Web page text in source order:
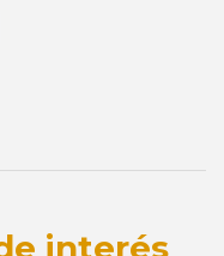
interés